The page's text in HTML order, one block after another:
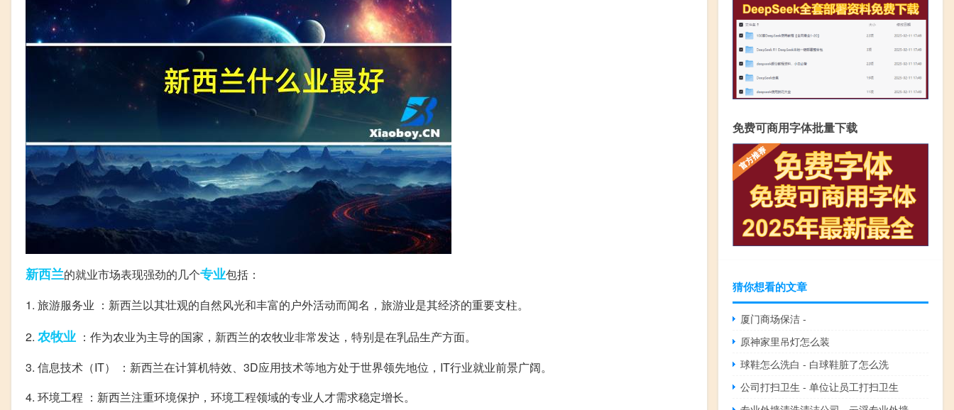
新西兰的就业市场表现强劲的几个专业包括：
1. 旅游服务业 ：新西兰以其壮观的自然风光和丰富的户外活动而闻名，旅游业是其经济的重要支柱。
2. 农牧业 ：作为农业为主导的国家，新西兰的农牧业非常发达，特别是在乳品生产方面。
3. 信息技术（IT） ：新西兰在计算机特效、3D应用技术等地方处于世界领先地位，IT行业就业前景广阔。
4. 环境工程 ：新西兰注重环境保护，环境工程领域的专业人才需求稳定增长。
免费可商用字体批量下载
猜你想看的文章
厦门商场保洁 -
原神家里吊灯怎么装
球鞋怎么洗白 - 白球鞋脏了怎么洗
公司打扫卫生 - 单位让员工打扫卫生